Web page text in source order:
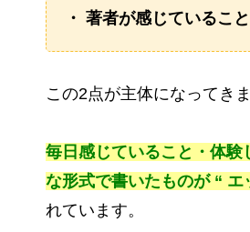
・ 著者が感じていること
この2点が主体になってきま
毎日感じていること・体験
な形式で書いたものが “ エ
れています。